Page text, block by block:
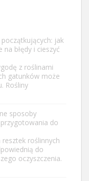
jak
błędy i cieszyć
z roślinami
gatunków może
Rośliny
sposoby
do
resztek roślinnych
do
oczyszczenia.